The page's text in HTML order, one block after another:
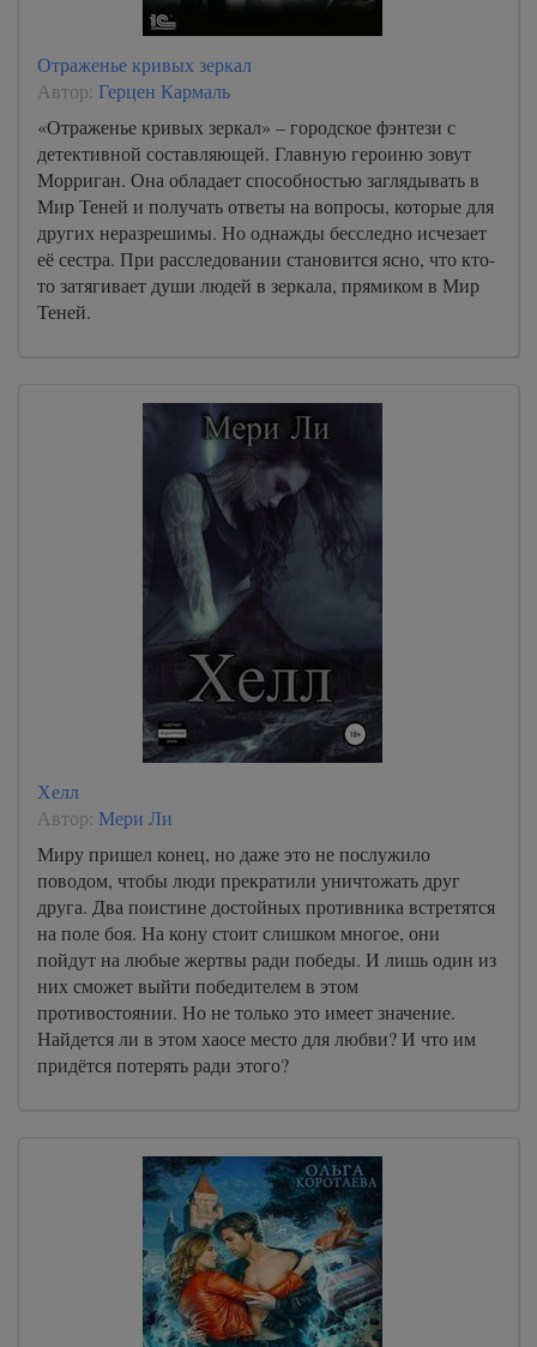
Отраженье кривых зеркал
Автор: Герцен Кармаль
«Отраженье кривых зеркал» – городское фэнтези с
детективной составляющей. Главную героиню зовут
Морриган. Она обладает способностью заглядывать в
Мир Теней и получать ответы на вопросы, которые для
других неразрешимы. Но однажды бесследно исчезает
её сестра. При расследовании становится ясно, что кто-
то затягивает души людей в зеркала, прямиком в Мир
Теней.
Хелл
Автор: Мери Ли
Миру пришел конец, но даже это не послужило
поводом, чтобы люди прекратили уничтожать друг
друга. Два поистине достойных противника встретятся
на поле боя. На кону стоит слишком многое, они
пойдут на любые жертвы ради победы. И лишь один из
них сможет выйти победителем в этом
противостоянии. Но не только это имеет значение.
Найдется ли в этом хаосе место для любви? И что им
придётся потерять ради этого?